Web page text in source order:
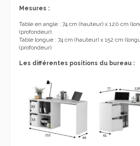
Mesures :
Table en angle : 74 cm (hauteur) x 120 cm
(profondeur).
Table longue : 74 cm (hauteur) x 152 cm
(profondeur).
Les différentes positions du bureau :